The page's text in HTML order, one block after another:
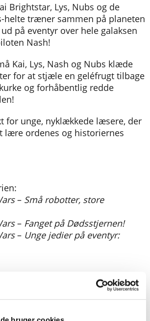
Brightstar, Lys, Nubs og de
helte træner sammen på planeten
på eventyr over hele galaksen
Nash!
Kai, Lys, Nash og Nubs klæde
for at stjæle en geléfrugt tilbage
og forhåbentlig redde
for unge, nyklækkede læsere, der
lære ordenes og historiernes
– Små robotter, store
– Fanget på Dødsstjernen!
– Unge jedier på eventyr: